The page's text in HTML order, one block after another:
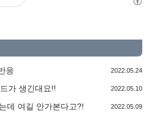
응 2022.05.24
가 생긴대요!! 2022.05.10
데 여길 안가본다고?! 2022.05.09